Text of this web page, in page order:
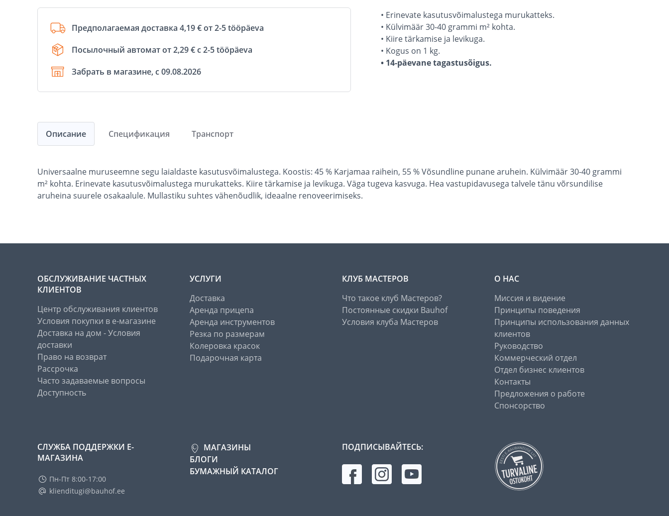
Предполагаемая доставка 4,19 € от 2-5 tööpäeva
Посылочный автомат от 2,29 € с 2-5 tööpäeva
Забрать в магазине, с 09.08.2026
• Erinevate kasutusvõimalustega murukatteks.
• Külvimäär 30-40 grammi m² kohta.
• Kiire tärkamise ja levikuga.
• Kogus on 1 kg.
• 14-päevane tagastusõigus.
Описание
Universaalne muruseemne segu laialdaste kasutusvõimalustega. Koostis: 45 % Karjamaa raihein, 55 % Võsundline punane aruhein. Külvimäär 30-40 grammi
m² kohta. Erinevate kasutusvõimalustega murukatteks. Kiire tärkamise ja levikuga. Väga tugeva kasvuga. Hea vastupidavusega talvele tänu võrsundilise
aruheina suurele osakaalule. Mullastiku suhtes vähenõudlik, ideaalne renoveerimiseks.
Спецификация Транспорт
ОБСЛУЖИВАНИЕ ЧАСТНЫХ
КЛИЕНТОВ
Центр обслуживания клиентов
Условия покупки в е-магазине
Доставка на дом - Условия
доставки
Право на возврат
Рассрочка
Часто задаваемые вопросы
Доступность
УСЛУГИ
Доставка
Аренда прицепа
Аренда инструментов
Резка по размерам
Колеровка красок
Подарочная карта
КЛУБ МАСТЕРОВ
Что такое клуб Мастеров?
Постоянные скидки Bauhof
Условия клуба Мастеров
О НАС
Миссия и видение
Принципы поведения
Принципы использования данных
клиентов
Руководство
Коммерческий отдел
Отдел бизнес клиентов
Контакты
Предложения о работе
Спонсорство
СЛУЖБА ПОДДЕРЖКИ Е-
МАГАЗИНА
Пн-Пт 8:00-17:00
klienditugi@bauhof.ee
МАГАЗИНЫ
БЛОГИ
БУМАЖНЫЙ КАТАЛОГ
ПОДПИСЫВАЙТЕСЬ: